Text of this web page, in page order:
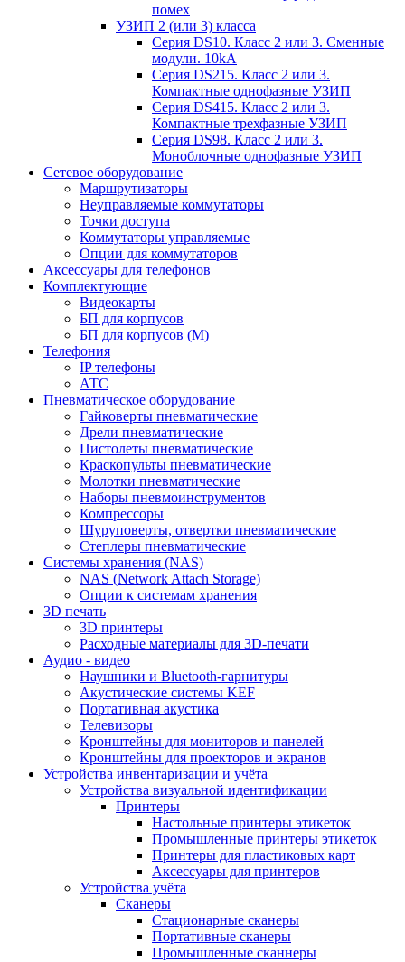
помех
УЗИП 2 (или 3) класса
Серия DS10. Класс 2 или 3. Сменные
модули. 10kA
Серия DS215. Класс 2 или 3.
Компактные однофазные УЗИП
Серия DS415. Класс 2 или 3.
Компактные трехфазные УЗИП
Серия DS98. Класс 2 или 3.
Моноблочные однофазные УЗИП
Сетевое оборудование
Маршрутизаторы
Неуправляемые коммутаторы
Точки доступа
Коммутаторы управляемые
Опции для коммутаторов
Аксессуары для телефонов
Комплектующие
Видеокарты
БП для корпусов
БП для корпусов (М)
Телефония
IP телефоны
АТС
Пневматическое оборудование
Гайковерты пневматические
Дрели пневматические
Пистолеты пневматические
Краскопульты пневматические
Молотки пневматические
Наборы пневмоинструментов
Компрессоры
Шуруповерты, отвертки пневматические
Степлеры пневматические
Cистемы хранения (NAS)
NAS (Network Attach Storage)
Опции к системам хранения
3D печать
3D принтеры
Расходные материалы для 3D-печати
Аудио - видео
Наушники и Bluetooth-гарнитуры
Акустические системы KEF
Портативная акустика
Телевизоры
Кронштейны для мониторов и панелей
Кронштейны для проекторов и экранов
Устройства инвентаризации и учёта
Устройства визуальной идентификации
Принтеры
Настольные принтеры этикеток
Промышленные принтеры этикеток
Принтеры для пластиковых карт
Аксессуары для принтеров
Устройства учёта
Сканеры
Стационарные сканеры
Портативные сканеры
Промышленные сканнеры